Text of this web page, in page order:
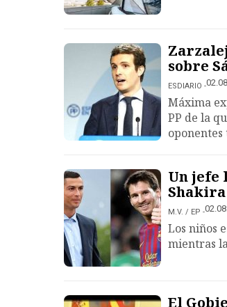
sobre
ESDIARIO
Máxima
PP de la
Un jefe
M.V. / EP
Los niños
mientras
El